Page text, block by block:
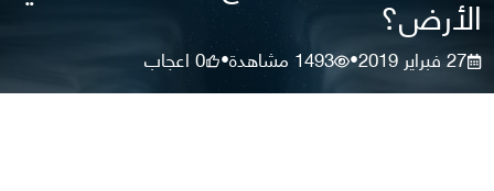
الأرض؟
27 فبراير 2019 •
1493 مشاهدة•
0اعجاب